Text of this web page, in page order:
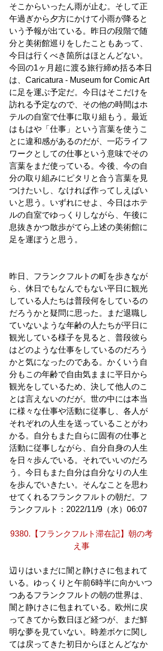
そこからいったん雨が止む。そして正
午過ぎから夕方にかけて小雨が降ると
いう予報が出ている。昨日の段階で随
分と美術館巡りをしたこともあって、
今日は行くべき箇所はほとんどない。
今回の1ヶ月超に渡る旅行締め括る本日
は、Caricatura - Museum for Comic Art
に足を運ぶ予定だ。今日はそこだけを
訪れる予定なので、その他の時間はホ
テルの自室で仕事に取り組もう。最近
はもはや「仕事」という言葉を使うこ
とに違和感があるのだが、一応ライフ
ワークとしての仕事という意味でその
言葉をまだ使っている。今後、今の自
分の取り組みにピタリと合う言葉を見
つけたいし、なければ作ってしえばい
いと思う。いずれにせよ、今日はホテ
ルの自室でゆっくりしながら、午後に
息抜きかつ散歩がてら上述の美術館に
足を運ぼうと思う。
昨日、フランクフルトの町を歩きなが
ら、休日でもなんでもない平日に観光
している人たちは普段何をしているの
だろうかと疑問に思った。まだ退職し
ていないような年齢の人たちが平日に
観光している様子を見ると、普段彼ら
はどのような仕事をしているのだろう
かと気になったのである。かくいう自
分もこの年齢で自由気ままに平日から
観光をしているため、決して他人のこ
とは言えないのだが。世の中には本当
に様々な仕事や活動に従事し、各人が
それぞれの人生を送っていることがわ
かる。自分もまた自らに固有の仕事と
活動に従事しながら、自分自身の人生
を日々歩んでいる。それでいいのだろ
う。今日もまた自分は自分なりの人生
を歩んでいきたい。そんなことを思わ
せてくれるフランクフルトの朝だ。フ
ランクフルト：2022/11/9（水）06:07
9380.【フランクフルト滞在記】朝の考
え事
辺りはいまだに闇と静けさに包まれて
いる。ゆっくりと午前6時半に向かいつ
つあるフランクフルトの朝の世界は、
闇と静けさに包まれている。欧州に戻
ってきてから数日ほど経つが、まだ鮮
明な夢を見ていない。時差ボケに関し
ては戻ってきた初日からほとんどなか